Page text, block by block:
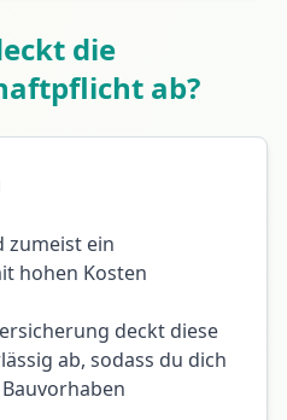
die
ab?
zumeist ein
hohen Kosten
deckt diese
ab, sodass du dich